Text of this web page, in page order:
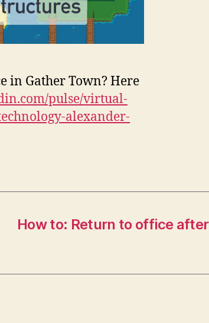
in Gather Town? Here
pulse/virtual-
alexander-
How to: Return to office